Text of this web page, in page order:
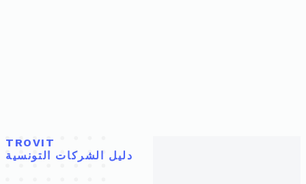
TROVIT
دليل الشركات التونسية